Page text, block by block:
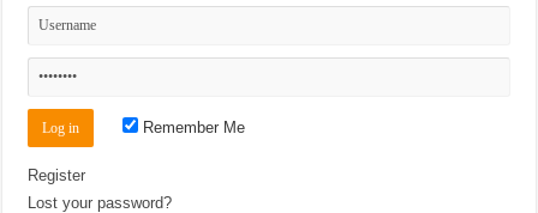
Remember Me
Register
Lost your password?